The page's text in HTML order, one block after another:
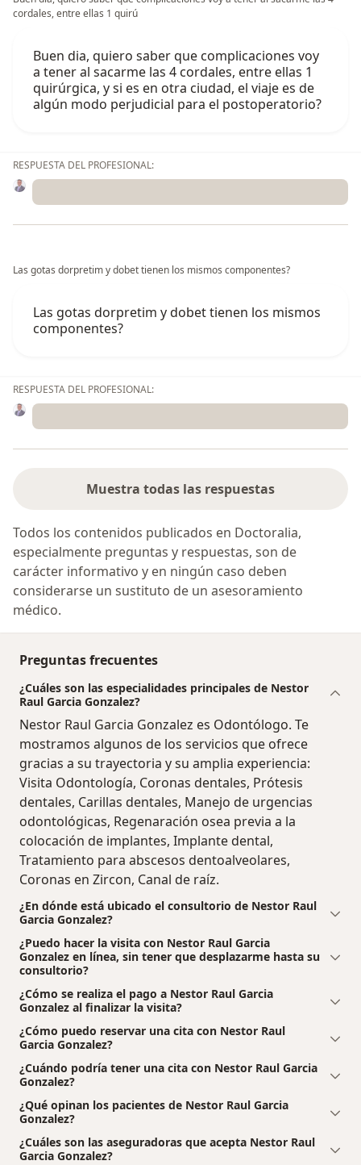
cordales, entre ellas 1 quirú
Buen dia, quiero saber que complicaciones voy
a tener al sacarme las 4 cordales, entre ellas 1
quirúrgica, y si es en otra ciudad, el viaje es de
algún modo perjudicial para el postoperatorio?
RESPUESTA DEL PROFESIONAL:
Las gotas dorpretim y dobet tienen los mismos componentes?
Las gotas dorpretim y dobet tienen los mismos
componentes?
RESPUESTA DEL PROFESIONAL:
Muestra todas las respuestas
Todos los contenidos publicados en Doctoralia,
especialmente preguntas y respuestas, son de
carácter informativo y en ningún caso deben
considerarse un sustituto de un asesoramiento
médico.
Preguntas frecuentes
¿Cuáles son las especialidades principales de Nestor
Raul Garcia Gonzalez?
Nestor Raul Garcia Gonzalez es Odontólogo. Te
mostramos algunos de los servicios que ofrece
gracias a su trayectoria y su amplia experiencia:
Visita Odontología, Coronas dentales, Prótesis
dentales, Carillas dentales, Manejo de urgencias
odontológicas, Regenaración osea previa a la
colocación de implantes, Implante dental,
Tratamiento para abscesos dentoalveolares,
Coronas en Zircon, Canal de raíz.
¿En dónde está ubicado el consultorio de Nestor Raul
Garcia Gonzalez?
¿Puedo hacer la visita con Nestor Raul Garcia
Gonzalez en línea, sin tener que desplazarme hasta su
consultorio?
¿Cómo se realiza el pago a Nestor Raul Garcia
Gonzalez al finalizar la visita?
¿Cómo puedo reservar una cita con Nestor Raul
Garcia Gonzalez?
¿Cuándo podría tener una cita con Nestor Raul Garcia
Gonzalez?
¿Qué opinan los pacientes de Nestor Raul Garcia
Gonzalez?
¿Cuáles son las aseguradoras que acepta Nestor Raul
Garcia Gonzalez?